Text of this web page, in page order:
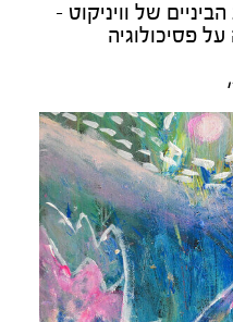
של וויניקוט -
פסיכולוגיה